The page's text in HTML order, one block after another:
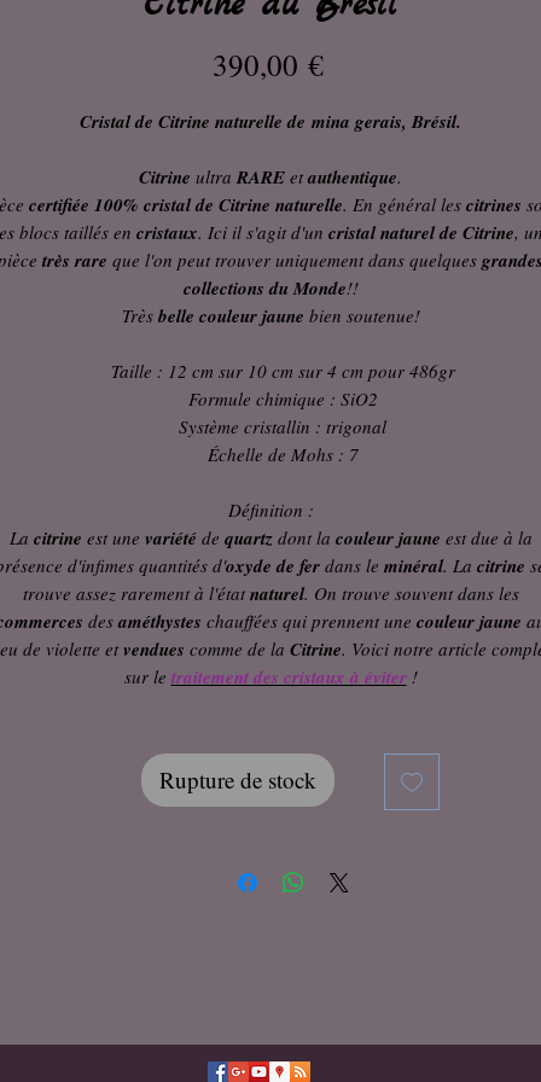
390,00 €Prix
Cristal de Citrine naturelle de mina gerais, Brésil.
Citrine ultra RARE et authentique.
certifiée 100% cristal de Citrine naturelle. En général les citrines
blocs taillés en cristaux. Ici il s'agit d'un cristal naturel de Citrine,
très rare que l'on peut trouver uniquement dans quelques grandes
collections du Monde!!
Très belle couleur jaune bien soutenue!
Taille : 12 cm sur 10 cm sur 4 cm pour 486gr
Formule chimique : SiO2
Système cristallin : trigonal
Échelle de Mohs : 7
Définition :
La citrine est une variété de quartzdont la couleur jaune est due à la
d'infimes quantités d'oxyde de fer dans le minéral. La citrine
trouve assez rarement à l'état naturel. On trouve souvent dans les
des améthystes chauffées qui prennent une couleur jaune
de violette et vendues comme de la Citrine. Voici notre article
sur le traitement des cristaux à éviter!
Rupture de stock